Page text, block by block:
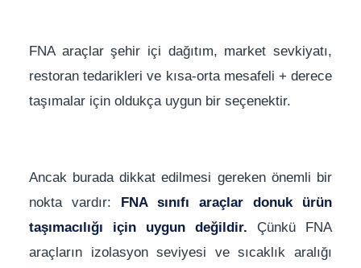
FNA araçlar şehir içi dağıtım, market sevkiyatı,
restoran tedarikleri ve kısa-orta mesafeli + derece
taşımalar için oldukça uygun bir seçenektir.
Ancak burada dikkat edilmesi gereken önemli bir
nokta vardır: FNA sınıfı araçlar donuk ürün
taşımacılığı için uygun değildir. Çünkü FNA
araçların izolasyon seviyesi ve sıcaklık aralığı